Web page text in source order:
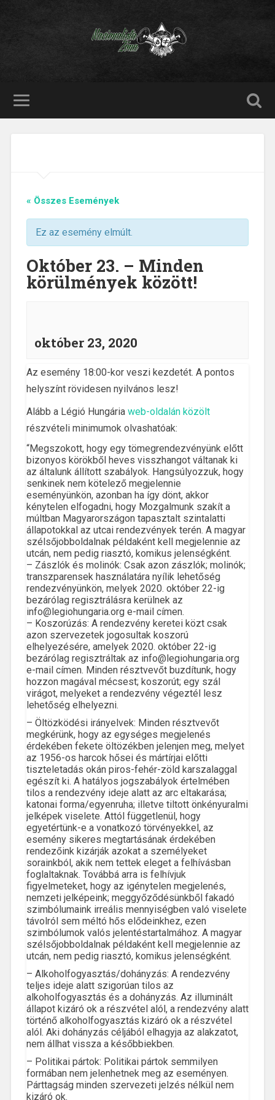
« Összes Események
Ez az esemény elmúlt.
Október 23. – Minden
körülmények között!
október 23, 2020
Az esemény 18:00-kor veszi kezdetét. A pontos
helyszínt rövidesen nyilvános lesz!
Alább a Légió Hungária web-oldalán közölt
részvételi minimumok olvashatóak:
“Megszokott, hogy egy tömegrendezvényünk előtt
bizonyos körökből heves visszhangot váltanak ki
az általunk állított szabályok. Hangsúlyozzuk, hogy
senkinek nem kötelező megjelennie
eseményünkön, azonban ha így dönt, akkor
kénytelen elfogadni, hogy Mozgalmunk szakít a
múltban Magyarországon tapasztalt szintalatti
állapotokkal az utcai rendezvények terén. A magyar
szélsőjobboldalnak példaként kell megjelennie az
utcán, nem pedig riasztó, komikus jelenségként.
– Zászlók és molinók: Csak azon zászlók; molinók;
transzparensek használatára nyílik lehetőség
rendezvényünkön, melyek 2020. október 22-ig
bezárólag regisztrálásra kerülnek az
info@legiohungaria.org e-mail címen.
– Koszorúzás: A rendezvény keretei közt csak
azon szervezetek jogosultak koszorú
elhelyezésére, amelyek 2020. október 22-ig
bezárólag regisztráltak az info@legiohungaria.org
e-mail címen. Minden résztvevőt buzdítunk, hogy
hozzon magával mécsest; koszorút; egy szál
virágot, melyeket a rendezvény végeztél lesz
lehetőség elhelyezni.
– Öltözködési irányelvek: Minden résztvevőt
megkérünk, hogy az egységes megjelenés
érdekében fekete öltözékben jelenjen meg, melyet
az 1956-os harcok hősei és mártírjai előtti
tiszteletadás okán piros-fehér-zöld karszalaggal
egészít ki. A hatályos jogszabályok értelmében
tilos a rendezvény ideje alatt az arc eltakarása;
katonai forma/egyenruha; illetve tiltott önkényuralmi
jelképek viselete. Attól függetlenül, hogy
egyetértünk-e a vonatkozó törvényekkel, az
esemény sikeres megtartásának érdekében
rendezőink kizárják azokat a személyeket
sorainkból, akik nem tettek eleget a felhívásban
foglaltaknak. Továbbá arra is felhívjuk
figyelmeteket, hogy az igénytelen megjelenés,
nemzeti jelképeink; meggyőződésünkből fakadó
szimbólumaink irreális mennyiségben való viselete
távolról sem méltó hős elődeinkhez, ezen
szimbólumok valós jelentéstartalmához. A magyar
szélsőjobboldalnak példaként kell megjelennie az
utcán, nem pedig riasztó, komikus jelenségként.
– Alkoholfogyasztás/dohányzás: A rendezvény
teljes ideje alatt szigorúan tilos az
alkoholfogyasztás és a dohányzás. Az illuminált
állapot kizáró ok a részvétel alól, a rendezvény alatt
történő alkoholfogyasztás kizáró ok a részvétel
alól. Aki dohányzás céljából elhagyja az alakzatot,
nem állhat vissza a későbbiekben.
– Politikai pártok: Politikai pártok semmilyen
formában nem jelenhetnek meg az eseményen.
Párttagság minden szervezeti jelzés nélkül nem
kizáró ok.